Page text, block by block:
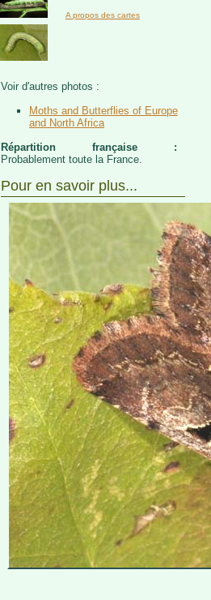
A propos des cartes
Voir d'autres photos :
Moths and Butterflies of Europe
and North Africa
Répartition française :
Probablement toute la France.
Pour en savoir plus...